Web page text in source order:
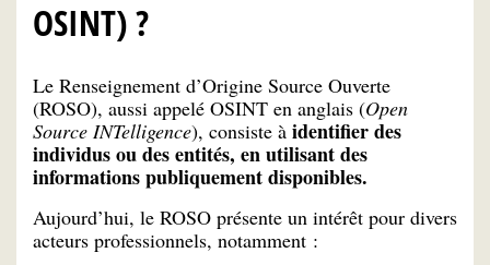
OSINT) ?
Le Renseignement d’Origine Source Ouverte
(ROSO), aussi appelé OSINT en anglais (Open
Source INTelligence), consiste à identifier des
individus ou des entités, en utilisant des
informations publiquement disponibles.
Aujourd’hui, le ROSO présente un intérêt pour divers
acteurs professionnels, notamment :